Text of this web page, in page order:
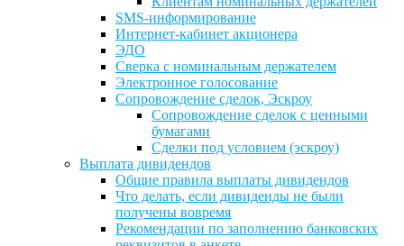
SMS-информирование
Интернет-кабинет акционера
ЭДО
Сверка с номинальным держателем
Электронное голосование
Сопровождение сделок, Эскроу
Сопровождение сделок с ценными
бумагами
Сделки под условием (эскроу)
Выплата дивидендов
Общие правила выплаты дивидендов
Что делать, если дивиденды не были
получены вовремя
Рекомендации по заполнению банковских